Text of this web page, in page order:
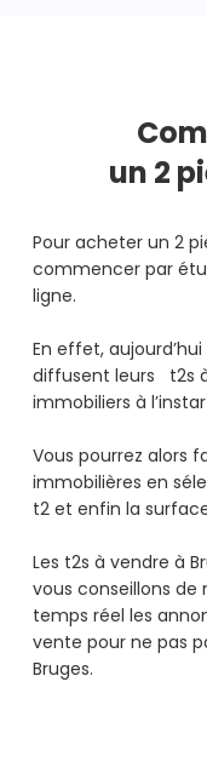
un 2
Pour acheter un 2
commencer par
ligne.
En effet,
diffusent leurs t2s
immobiliers à
Vous pourrez alors
immobilières en
t2 et enfin la
Les t2s à vendre à
vous conseillons
temps réel les
vente pour ne pas
Bruges.